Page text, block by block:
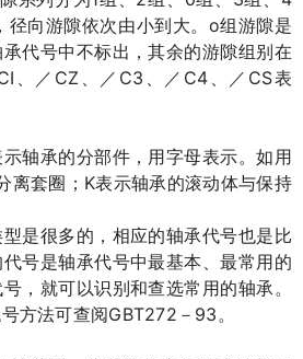
径向游隙依次由小到大。 o组游隙是
代号中不标出，其余的游隙组别在
、／ CZ 、／ C3 、／ C4 、／ CS表
轴承的分部件，用字母表示。如用
离套圈； K表示轴承的滚动体与保持
是很多的，相应的轴承代号也是比
号是轴承代号中最基本、最常用的
，就可以识别和查选常用的轴承。
方法可查阅GBT272 － 93 。